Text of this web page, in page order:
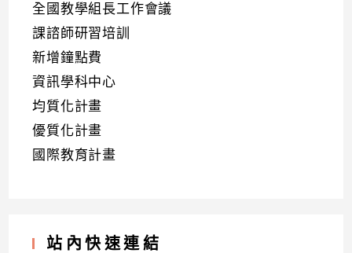
全國教學組長工作會議
課諮師研習培訓
新增鐘點費
資訊學科中心
均質化計畫
優質化計畫
國際教育計畫
站內快速連結